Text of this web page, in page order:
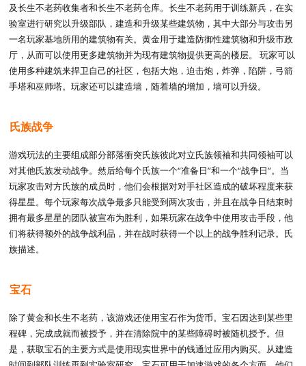
及长生不老药收集者和长生不老药仓库。长生不老药用于训练新兵，在实
验室进行研究以升级部队，建造和升级某些建筑物，其中大部分与攻击另
一名玩家基地所用的建筑物有关。黄金用于建造防御性建筑物和升级市政
厅，从而可以使用更多建筑物并为现有建筑物提供更高的楼层。 玩家可以
使用多种建筑来捍卫自己的社区，包括大炮，迫击炮，炸弹，陷阱，弓箭
手塔和巫师塔。玩家还可以建造墙，随着墙的增加，墙可以升级。
氏族战争
游戏玩法的主要组成部分部落衝突氏族彼此对立氏族领袖和共同领袖可以
对其他氏族发动战争。然后给每个氏族一个“准备日”和一个“战争日”。当
玩家攻击对方氏族的成员时，他们会根据对对手社区造成的破坏程度来获
得星星。每个玩家每次战争最多只能受到两次攻击，并且在战争日结束时
拥有最多星星的团队被宣布为胜利，如果玩家在战争中使用攻击手段，他
们将获得额外的战争战利品，并在战时获得一个以上的战争胜利记录。氏
族描述。
宝石
除了黄金和长生不老药，该游戏还使用宝石作为货币。宝石因达到某些里
程碑，完成成就而被授予，并在清除院中的某些障碍时被随机授予。但
是，获取宝石的主要方式是使用现实世界中的钱通过应用内购买。从建造